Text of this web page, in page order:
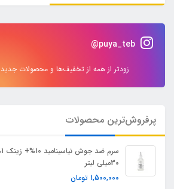
زودتر از همه از تخفیف‌ها و محصولات جدید
پرفروش‌ترین محصولات
30میلی لیتر
1,500,000 تومان